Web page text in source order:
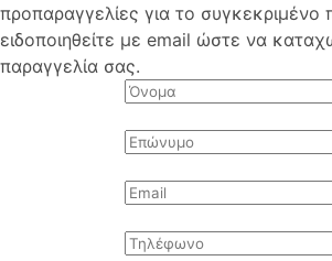
προπαραγγελίες για το συγκεκριμένο
ειδοποιηθείτε με email ώστε να
παραγγελία σας.